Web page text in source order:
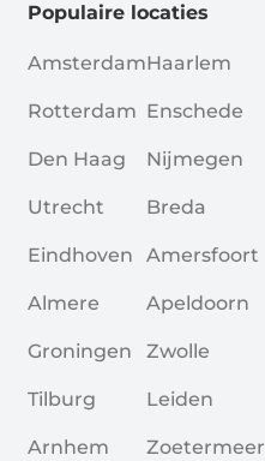
Populaire locaties
Amsterdam
Rotterdam
Den Haag
Utrecht
Eindhoven
Almere
Groningen
Tilburg
Arnhem
Haarlem
Enschede
Nijmegen
Breda
Amersfoort
Apeldoorn
Zwolle
Leiden
Zoetermeer